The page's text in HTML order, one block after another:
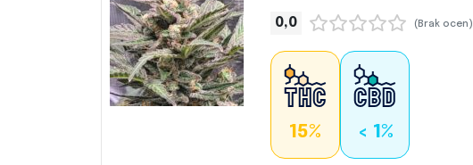
0,0 (Brak ocen)
15% < 1%